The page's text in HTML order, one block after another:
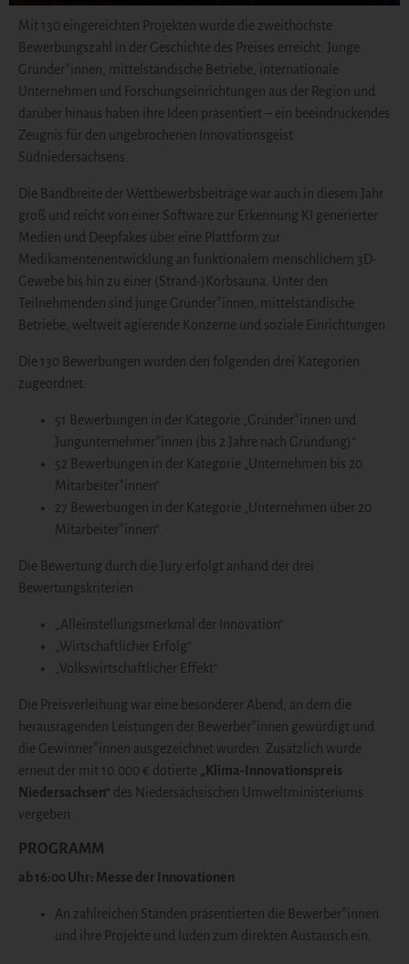
Mit 130 eingereichten Projekten wurde die zweithöchste
Bewerbungszahl in der Geschichte des Preises erreicht. Junge
Gründer*innen, mittelständische Betriebe, internationale
Unternehmen und Forschungseinrichtungen aus der Region und
darüber hinaus haben ihre Ideen präsentiert – ein beeindruckendes
Zeugnis für den ungebrochenen Innovationsgeist
Südniedersachsens.
Die Bandbreite der Wettbewerbsbeiträge war auch in diesem Jahr
groß und reicht von einer Software zur Erkennung KI generierter
Medien und Deepfakes über eine Plattform zur
Medikamentenentwicklung an funktionalem menschlichem 3D-
Gewebe bis hin zu einer (Strand-)Korbsauna. Unter den
Teilnehmenden sind junge Gründer*innen, mittelständische
Betriebe, weltweit agierende Konzerne und soziale Einrichtungen.
Die 130 Bewerbungen wurden den folgenden drei Kategorien
zugeordnet:
51 Bewerbungen in der Kategorie „Gründer*innen und
Jungunternehmer*innen (bis 2 Jahre nach Gründung)“
52 Bewerbungen in der Kategorie „Unternehmen bis 20
Mitarbeiter*innen“
27 Bewerbungen in der Kategorie „Unternehmen über 20
Mitarbeiter*innen“.
Die Bewertung durch die Jury erfolgt anhand der drei
Bewertungskriterien
„Alleinstellungsmerkmal der Innovation“
„Wirtschaftlicher Erfolg“
„Volkswirtschaftlicher Effekt“
Die Preisverleihung war eine besonderer Abend, an dem die
herausragenden Leistungen der Bewerber*innen gewürdigt und
die Gewinner*innen ausgezeichnet wurden. Zusätzlich wurde
erneut der mit 10.000 € dotierte „Klima-Innovationspreis
Niedersachsen“ des Niedersächsischen Umweltministeriums
vergeben.
PROGRAMM
ab 16:00 Uhr: Messe der Innovationen
An zahlreichen Ständen präsentierten die Bewerber*innen
und ihre Projekte und luden zum direkten Austausch ein.